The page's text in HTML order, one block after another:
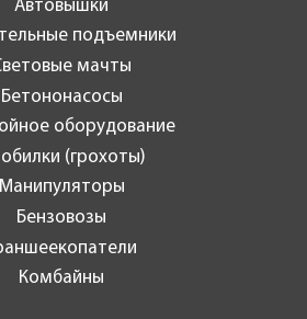
Автовышки
подъемники
мачты
Бетононасосы
оборудование
(грохоты)
Манипуляторы
Бензовозы
Комбайны